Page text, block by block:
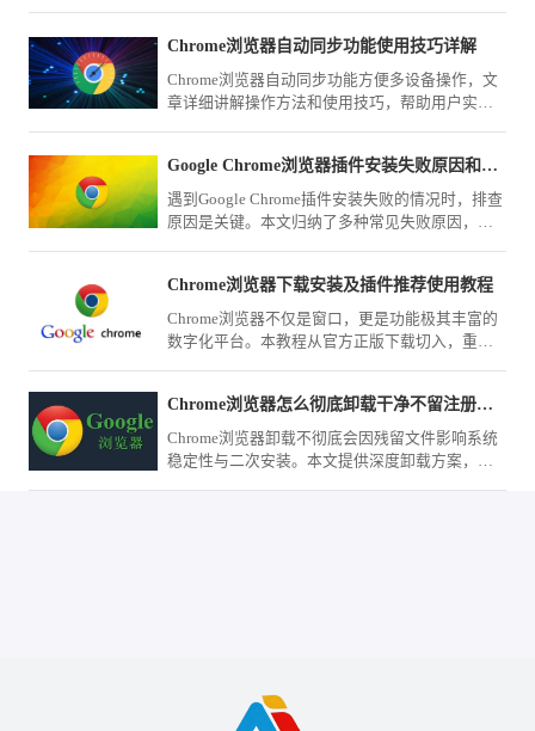
互，让上网动作更灵动。
Chrome浏览器自动同步功能使用技巧详解
Chrome浏览器自动同步功能方便多设备操作，文
章详细讲解操作方法和使用技巧，帮助用户实现
Google Chrome浏览器插件安装失败原因和修复方案
遇到Google Chrome插件安装失败的情况时，排查
原因是关键。本文归纳了多种常见失败原因，包
浏览器功能。
Chrome浏览器下载安装及插件推荐使用教程
Chrome浏览器不仅是窗口，更是功能极其丰富的
数字化平台。本教程从官方正版下载切入，重点
的浏览器，将其打造成为处理海量资讯与复杂任
务的生产力中心。
Chrome浏览器怎么彻底卸载干净不留注册表残留
Chrome浏览器卸载不彻底会因残留文件影响系统
稳定性与二次安装。本文提供深度卸载方案，详